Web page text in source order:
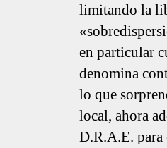
limitando la
en particular
denomina
lo que
local, ahora
D.R.A.E.